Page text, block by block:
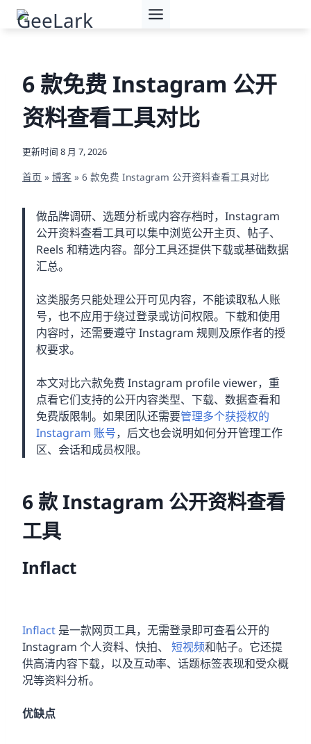
6 款免费 Instagram 公开
资料查看工具对比
更新时间 8 月 7, 2026
首页 » 博客 » 6 款免费 Instagram 公开资料查看工具对比
做品牌调研、选题分析或内容存档时，Instagram
公开资料查看工具可以集中浏览公开主页、帖子、
Reels 和精选内容。部分工具还提供下载或基础数据
汇总。
这类服务只能处理公开可见内容，不能读取私人账
号，也不应用于绕过登录或访问权限。下载和使用
内容时，还需要遵守 Instagram 规则及原作者的授
权要求。
本文对比六款免费 Instagram profile viewer，重
点看它们支持的公开内容类型、下载、数据查看和
免费版限制。如果团队还需要管理多个获授权的
Instagram 账号，后文也会说明如何分开管理工作
区、会话和成员权限。
6 款 Instagram 公开资料查看
工具
Inflact
Inflact 是一款网页工具，无需登录即可查看公开的
Instagram 个人资料、快拍、
短视频和帖子。它还提
供高清内容下载，以及互动率、话题标签表现和受众概
况等资料分析。
优缺点